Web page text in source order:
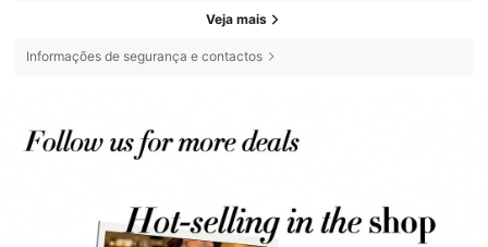
Veja mais
Informações de segurança e contactos